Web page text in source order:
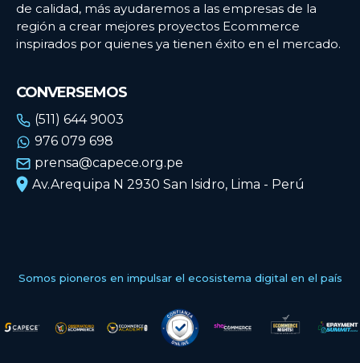
de calidad, más ayudaremos a las empresas de la
región a crear mejores proyectos Ecommerce
inspirados por quienes ya tienen éxito en el mercado.
CONVERSEMOS
(511) 644 9003
976 079 698
prensa@capece.org.pe
Av.Arequipa N 2930 San Isidro, Lima - Perú
Somos pioneros en impulsar el ecosistema digital en el país